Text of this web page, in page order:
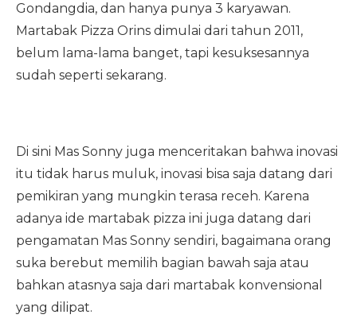
Gondangdia, dan hanya punya 3 karyawan.
Martabak Pizza Orins dimulai dari tahun 2011,
belum lama-lama banget, tapi kesuksesannya
sudah seperti sekarang.
Di sini Mas Sonny juga menceritakan bahwa inovasi
itu tidak harus muluk, inovasi bisa saja datang dari
pemikiran yang mungkin terasa receh. Karena
adanya ide martabak pizza ini juga datang dari
pengamatan Mas Sonny sendiri, bagaimana orang
suka berebut memilih bagian bawah saja atau
bahkan atasnya saja dari martabak konvensional
yang dilipat.